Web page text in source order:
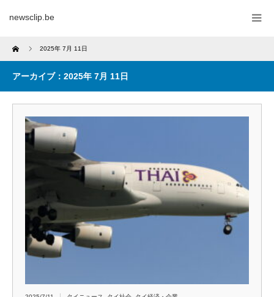
newsclip.be
Home 2025年 7月 11日
アーカイブ：2025年 7月 11日